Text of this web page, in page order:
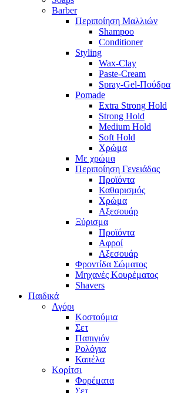
Barber
Περιποίηση Μαλλιών
Shampoo
Conditioner
Styling
Wax-Clay
Paste-Cream
Spray-Gel-Πούδρα
Pomade
Extra Strong Hold
Strong Hold
Medium Hold
Soft Hold
Χρώμα
Με χρώμα
Περιποίηση Γενειάδας
Προϊόντα
Καθαρισμός
Χρώμα
Αξεσουάρ
Ξύρισμα
Προϊόντα
Αφροί
Αξεσουάρ
Φροντίδα Σώματος
Μηχανές Κουρέματος
Shavers
Παιδικά
Αγόρι
Κοστούμια
Σετ
Παπιγιόν
Ρολόγια
Καπέλα
Κορίτσι
Φορέματα
Σετ